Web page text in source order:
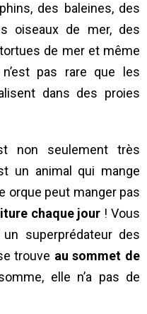
des baleines, des
oiseaux de mer, des
de mer et même
pas rare que les
dans des proies
non seulement très
un animal qui mange
orque peut manger pas
chaque jour ! Vous
un superprédateur des
trouve au sommet de
elle n’a pas de